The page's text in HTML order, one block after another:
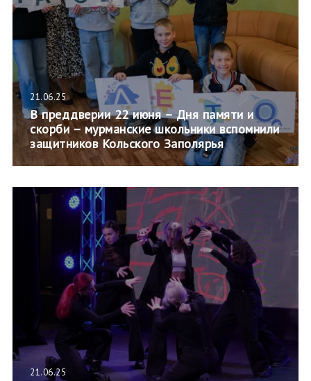
21.06.25
В преддверии 22 июня – Дня памяти и
скорби – мурманские школьники вспомнили
защитников Кольского Заполярья
21.06.25